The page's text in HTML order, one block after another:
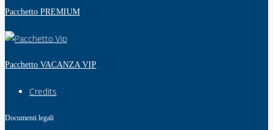
Pacchetto PREMIUM
Pacchetto VACANZA VIP
Credits
Documenti legali